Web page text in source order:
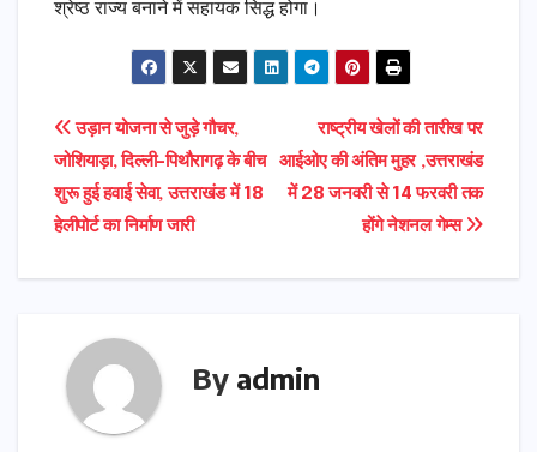
श्रेष्ठ राज्य बनाने में सहायक सिद्ध होगा।
Post
navigation
राष्ट्रीय खेलों की तारीख पर
आईओए की अंतिम मुहर ,उत्तराखंड
में 28 जनवरी से 14 फरवरी तक
होंगे नेशनल गेम्स
उड़ान योजना से जुड़े गौचर,
जोशियाड़ा, दिल्ली-पिथौरागढ़ के बीच
शुरू हुई हवाई सेवा, उत्तराखंड में 18
हेलीपोर्ट का निर्माण जारी
By admin